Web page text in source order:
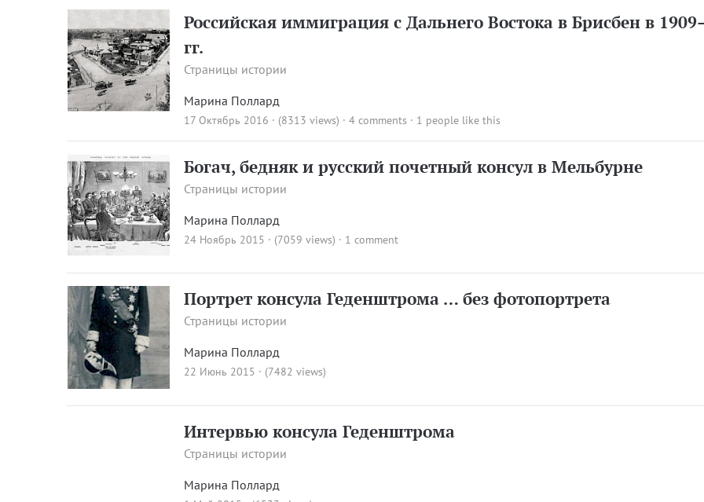
Российская иммиграция с Дальнего Востока в Брисбен в
гг.
Страницы истории
Марина Поллард
17 Октябрь 2016 · (8313 views) ·4 comments · 1 people like this
Богач, бедняк и русский почетный консул в Мельбурне
Страницы истории
Марина Поллард
24 Ноябрь 2015 · (7059 views) · 1 comment
Портрет консула Геденштрома … без фотопортрета
Страницы истории
Марина Поллард
22 Июнь 2015 · (7482 views)
Интервью консула Геденштрома
Страницы истории
Марина Поллард